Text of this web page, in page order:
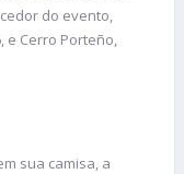
do evento,
e Cerro Porteño,
sua camisa, a